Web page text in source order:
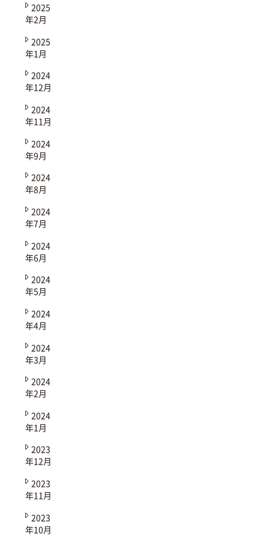
2025
年2月
2025
年1月
2024
年12月
2024
年11月
2024
年9月
2024
年8月
2024
年7月
2024
年6月
2024
年5月
2024
年4月
2024
年3月
2024
年2月
2024
年1月
2023
年12月
2023
年11月
2023
年10月